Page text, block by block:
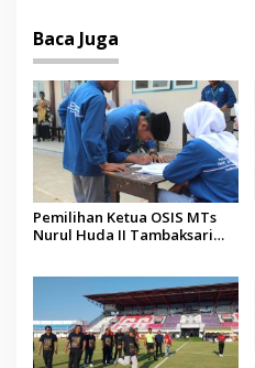
Baca Juga
Pemilihan Ketua OSIS MTs
Nurul Huda II Tambaksari